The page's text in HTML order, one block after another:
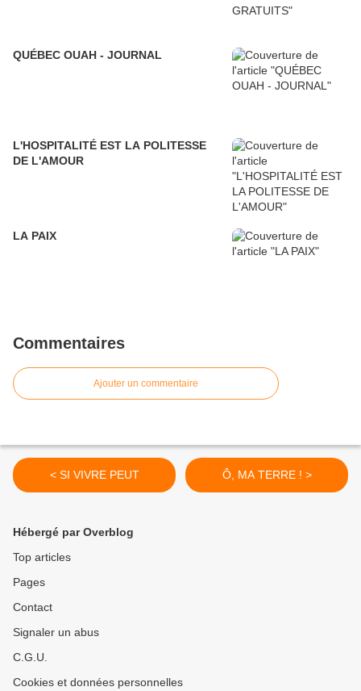
QUÉBEC OUAH - JOURNAL
L'HOSPITALITÉ EST LA POLITESSE
DE L'AMOUR
LA PAIX
Commentaires
Ajouter un commentaire
< SI VIVRE PEUT Ô, MA TERRE ! >
Hébergé par Overblog
Top articles
Pages
Contact
Signaler un abus
C.G.U.
Cookies et données personnelles